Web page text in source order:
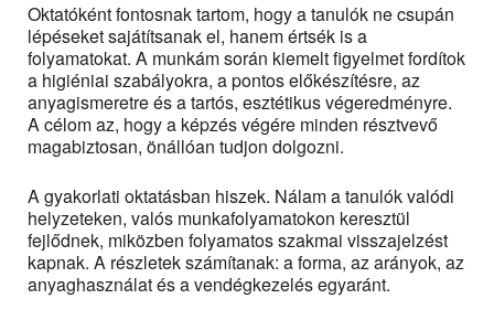
Oktatóként fontosnak tartom, hogy a tanulók ne csupán
lépéseket sajátítsanak el, hanem értsék is a
folyamatokat. A munkám során kiemelt figyelmet fordítok
a higiéniai szabályokra, a pontos előkészítésre, az
anyagismeretre és a tartós, esztétikus végeredményre.
A célom az, hogy a képzés végére minden résztvevő
magabiztosan, önállóan tudjon dolgozni.
A gyakorlati oktatásban hiszek. Nálam a tanulók valódi
helyzeteken, valós munkafolyamatokon keresztül
fejlődnek, miközben folyamatos szakmai visszajelzést
kapnak. A részletek számítanak: a forma, az arányok, az
anyaghasználat és a vendégkezelés egyaránt.